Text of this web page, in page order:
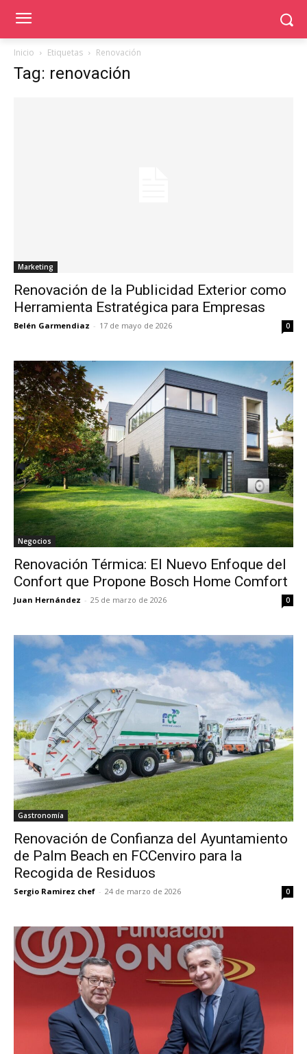
Inicio Etiquetas Renovación
Tag: renovación
Marketing
Renovación de la Publicidad Exterior como
Herramienta Estratégica para Empresas
Belén Garmendiaz - 17 de mayo de 2026 0
Negocios
Renovación Térmica: El Nuevo Enfoque del
Confort que Propone Bosch Home Comfort
Juan Hernández - 25 de marzo de 2026 0
Gastronomía
Renovación de Confianza del Ayuntamiento
de Palm Beach en FCCenviro para la
Recogida de Residuos
Sergio Ramirez chef - 24 de marzo de 2026 0